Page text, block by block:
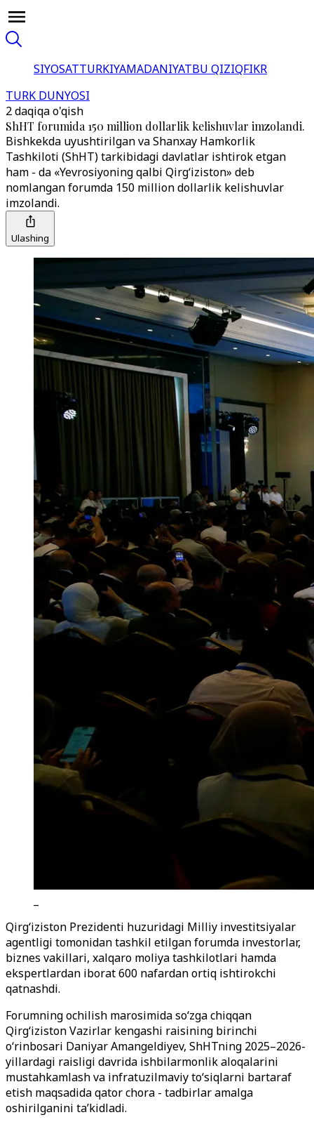
SIYOSATTURKIYAMADANIYATBU QIZIQFIKR
TURK DUNYOSI
2 daqiqa o'qish
ShHT forumida 150 million dollarlik kelishuvlar imzolandi.
Bishkekda uyushtirilgan va Shanxay Hamkorlik
Tashkiloti (ShHT) tarkibidagi davlatlar ishtirok etgan
ham - da «Yevrosiyoning qalbi Qirg‘iziston» deb
nomlangan forumda 150 million dollarlik kelishuvlar
imzolandi.
Ulashing
Qirg‘iziston Prezidenti huzuridagi Milliy investitsiyalar
agentligi tomonidan tashkil etilgan forumda investorlar,
biznes vakillari, xalqaro moliya tashkilotlari hamda
ekspertlardan iborat 600 nafardan ortiq ishtirokchi
qatnashdi.
Forumning ochilish marosimida so‘zga chiqqan
Qirg‘iziston Vazirlar kengashi raisining birinchi
o‘rinbosari Daniyar Amangeldiyev, ShHTning 2025–2026-
yillardagi raisligi davrida ishbilarmonlik aloqalarini
mustahkamlash va infratuzilmaviy to‘siqlarni bartaraf
etish maqsadida qator chora - tadbirlar amalga
oshirilganini ta’kidladi.